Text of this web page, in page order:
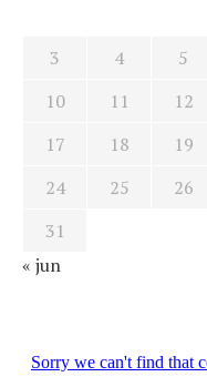
3
4 5
10
11 12
17
18 19
24
25 26
31
« jun